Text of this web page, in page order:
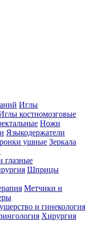
Иглы
костномозговые
Ножи
Языкодержатели
ушные Зеркала
глазные
Шприцы
Метчики и
и гинекология
Хирургия